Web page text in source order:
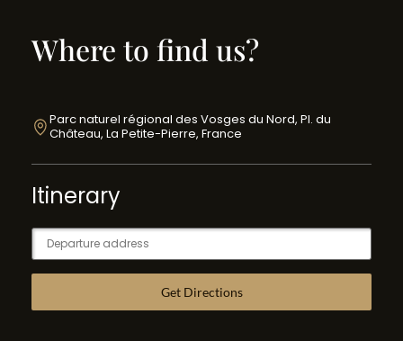
Where to find us?
Parc naturel régional des Vosges du Nord, Pl. du
Château, La Petite-Pierre, France
Itinerary